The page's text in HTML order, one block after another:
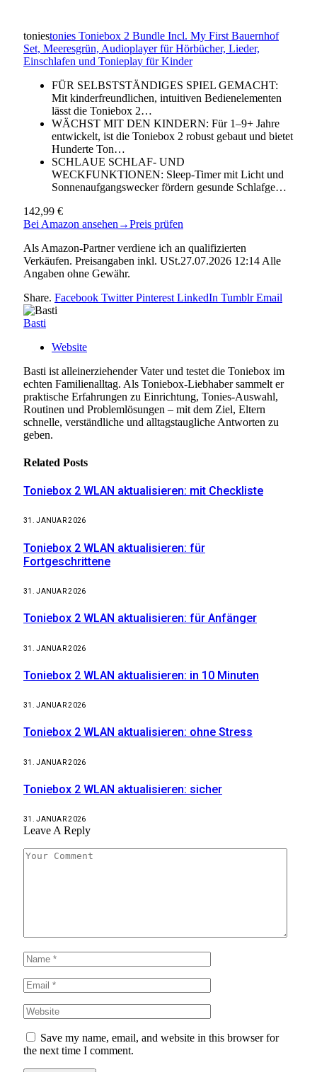
toniestonies Toniebox 2 Bundle Incl. My First Bauernhof
Set, Meeresgrün, Audioplayer für Hörbücher, Lieder,
Einschlafen und Tonieplay für Kinder
FÜR SELBSTSTÄNDIGES SPIEL GEMACHT:
Mit kinderfreundlichen, intuitiven Bedienelementen
lässt die Toniebox 2…
WÄCHST MIT DEN KINDERN: Für 1–9+ Jahre
entwickelt, ist die Toniebox 2 robust gebaut und bietet
Hunderte Ton…
SCHLAUE SCHLAF- UND
WECKFUNKTIONEN: Sleep-Timer mit Licht und
Sonnenaufgangswecker fördern gesunde Schlafge…
142,99 €
Bei Amazon ansehen →Preis prüfen
Als Amazon-Partner verdiene ich an qualifizierten
Verkäufen. Preisangaben inkl. USt.27.07.2026 12:14 Alle
Angaben ohne Gewähr.
Share. Facebook Twitter Pinterest LinkedIn Tumblr Email
Basti
Website
Basti ist alleinerziehender Vater und testet die Toniebox im
echten Familienalltag. Als Toniebox-Liebhaber sammelt er
praktische Erfahrungen zu Einrichtung, Tonies-Auswahl,
Routinen und Problemlösungen – mit dem Ziel, Eltern
schnelle, verständliche und alltagstaugliche Antworten zu
geben.
Related Posts
Toniebox 2 WLAN aktualisieren: mit Checkliste
31. JANUAR 2026
Toniebox 2 WLAN aktualisieren: für
Fortgeschrittene
31. JANUAR 2026
Toniebox 2 WLAN aktualisieren: für Anfänger
31. JANUAR 2026
Toniebox 2 WLAN aktualisieren: in 10 Minuten
31. JANUAR 2026
Toniebox 2 WLAN aktualisieren: ohne Stress
31. JANUAR 2026
Toniebox 2 WLAN aktualisieren: sicher
31. JANUAR 2026
Leave A Reply
Save my name, email, and website in this browser for
the next time I comment.